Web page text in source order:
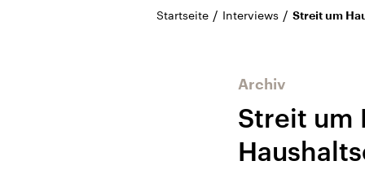
Hörspiel und Feature Musik
Landtagswahl Sachsen-
USA
Startseite / Interviews / Streit um
Archiv
Streit um